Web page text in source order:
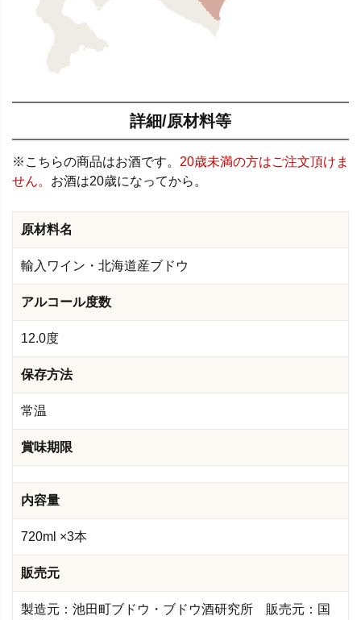
詳細/原材料等
※こちらの商品はお酒です。 20歳未満の方はご注文頂けま
せん。 お酒は20歳になってから。
原材料名
輸入ワイン・北海道産ブドウ
アルコール度数
12.0度
保存方法
常温
賞味期限
内容量
720ml ×3本
販売元
製造元：池田町ブドウ・ブドウ酒研究所 販売元：国